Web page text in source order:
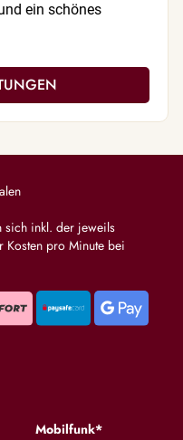
ein schönes
sich inkl. der jeweils
Kosten pro Minute bei
Mobilfunk*